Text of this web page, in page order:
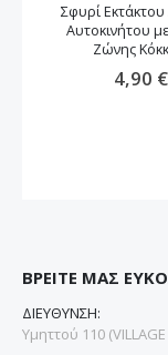
Σφυρί Εκτάκτου
Αυτοκινήτου
Ζώνης
4,90 €
ΒΡΕΙΤΕ ΜΑΣ
ΔΙΕΥΘΥΝΣΗ:
Υμηττού 110